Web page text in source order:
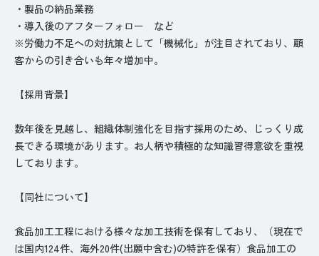
・製品の納品業務
・導入後のアフターフォロー など
※労働力不足への対抗策として「機械化」が注目されており、顧
客からの引き合いも年々増加中。
【採用背景】
数年後を見越し、組織体制強化を目指す採用のため、じっくり成
長できる環境があります。お人柄や積極的な知識習得意欲を重視
しております。
【同社について】
食品加工工程における様々な加工技術を保有しており、（現在で
は国内124件、海外20件(出願中含む)の特許を保有）食品加工の